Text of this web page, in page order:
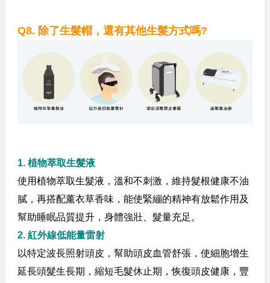
Q8. 除了生髮帽，還有其他生髮方式嗎?
1. 植物萃取生髮液
使用植物萃取生髮液，溫和不刺激，維持髮根健康不油
膩，再搭配薰衣草香味，能使緊繃的精神有放鬆作用及
幫助睡眠品質提升，身體強壯、髮量充足。
2. 紅外線低能量雷射
以特定波長照射頭皮，幫助頭皮血管舒張，使細胞增生
延長頭髮生長期，縮短毛髮休止期，恢復頭皮健康，豐